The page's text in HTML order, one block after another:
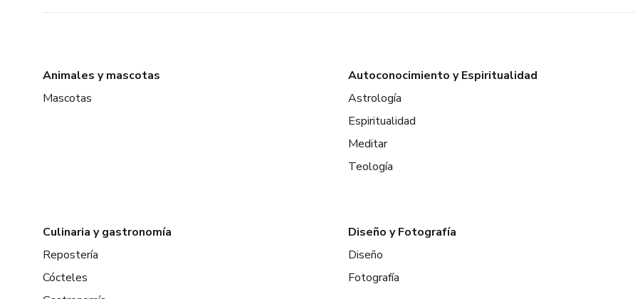
Animales y mascotas
Mascotas
Autoconocimiento y Espiritualidad
Astrología
Espiritualidad
Meditar
Teología
Culinaria y gastronomía
Repostería
Cócteles
Diseño y Fotografía
Diseño
Fotografía